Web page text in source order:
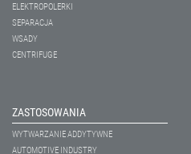
ELEKTROPOLERKI
SEPARACJA
WSADY
CENTRIFUGE
ZASTOSOWANIA
WYTWARZANIE ADDYTYWNE
AUTOMOTIVE INDUSTRY